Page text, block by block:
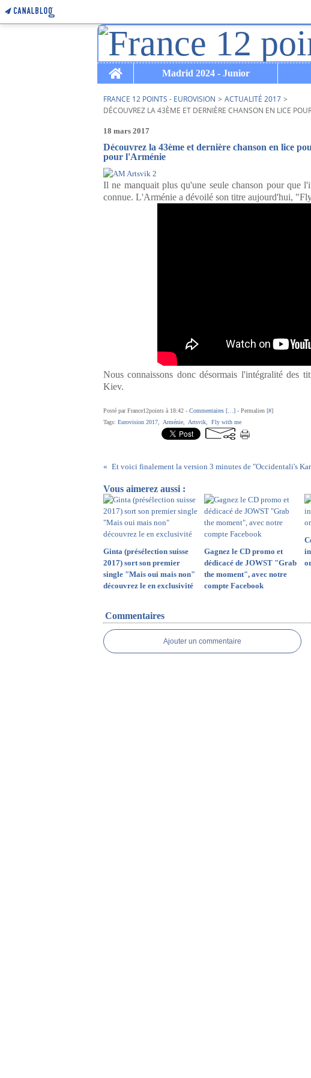
Home
Madrid 2024 - Junior
FRANCE 12 POINTS - EUROVISION > ACTUALITÉ 2017 >
DÉCOUVREZ LA 43ÈME ET DERNIÈRE CHANSON EN LICE
18 mars 2017
Découvrez la 43ème et dernière chanson en lice
pour l'Arménie
Il ne manquait plus qu'une seule chanson pour que
connue. L'Arménie a dévoilé son titre aujourd'hui,
Nous connaissons donc désormais l'intégralité des
Kiev.
Posté par France12points à 18:42 - Commentaires [ ] - Permalien [#]
Tags: Eurovision 2017 Arménie Artsvik Fly with me
Vous aimerez aussi :
Ginta (présélection suisse
2017) sort son premier
single "Mais oui mais non"
découvrez le en exclusivité
Gagnez le CD promo et
dédicacé de JOWST "Grab
the moment", avec notre
compte Facebook
Commentaires
Ajouter un commentaire